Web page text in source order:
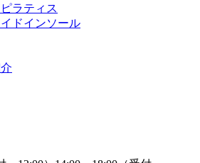
ラティス
ドインソール